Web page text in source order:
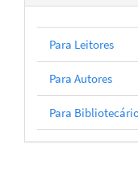
Para Leitores
Para Autores
Para